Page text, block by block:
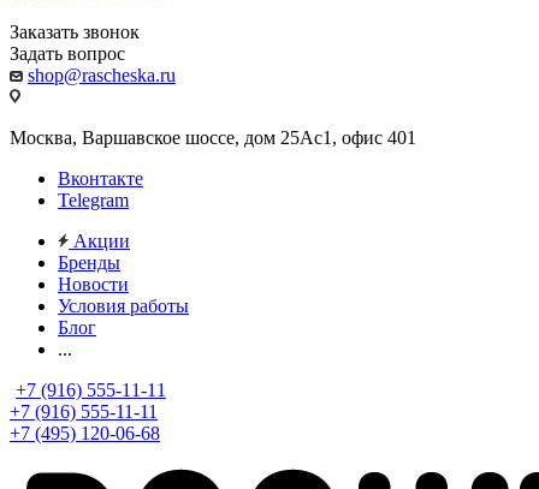
Заказать звонок
Задать вопрос
shop@rascheska.ru
Москва, Варшавское шоссе, дом 25Аc1, офис 401
Вконтакте
Telegram
Акции
Бренды
Новости
Условия работы
Блог
...
+7 (916) 555-11-11
+7 (916) 555-11-11
+7 (495) 120-06-68